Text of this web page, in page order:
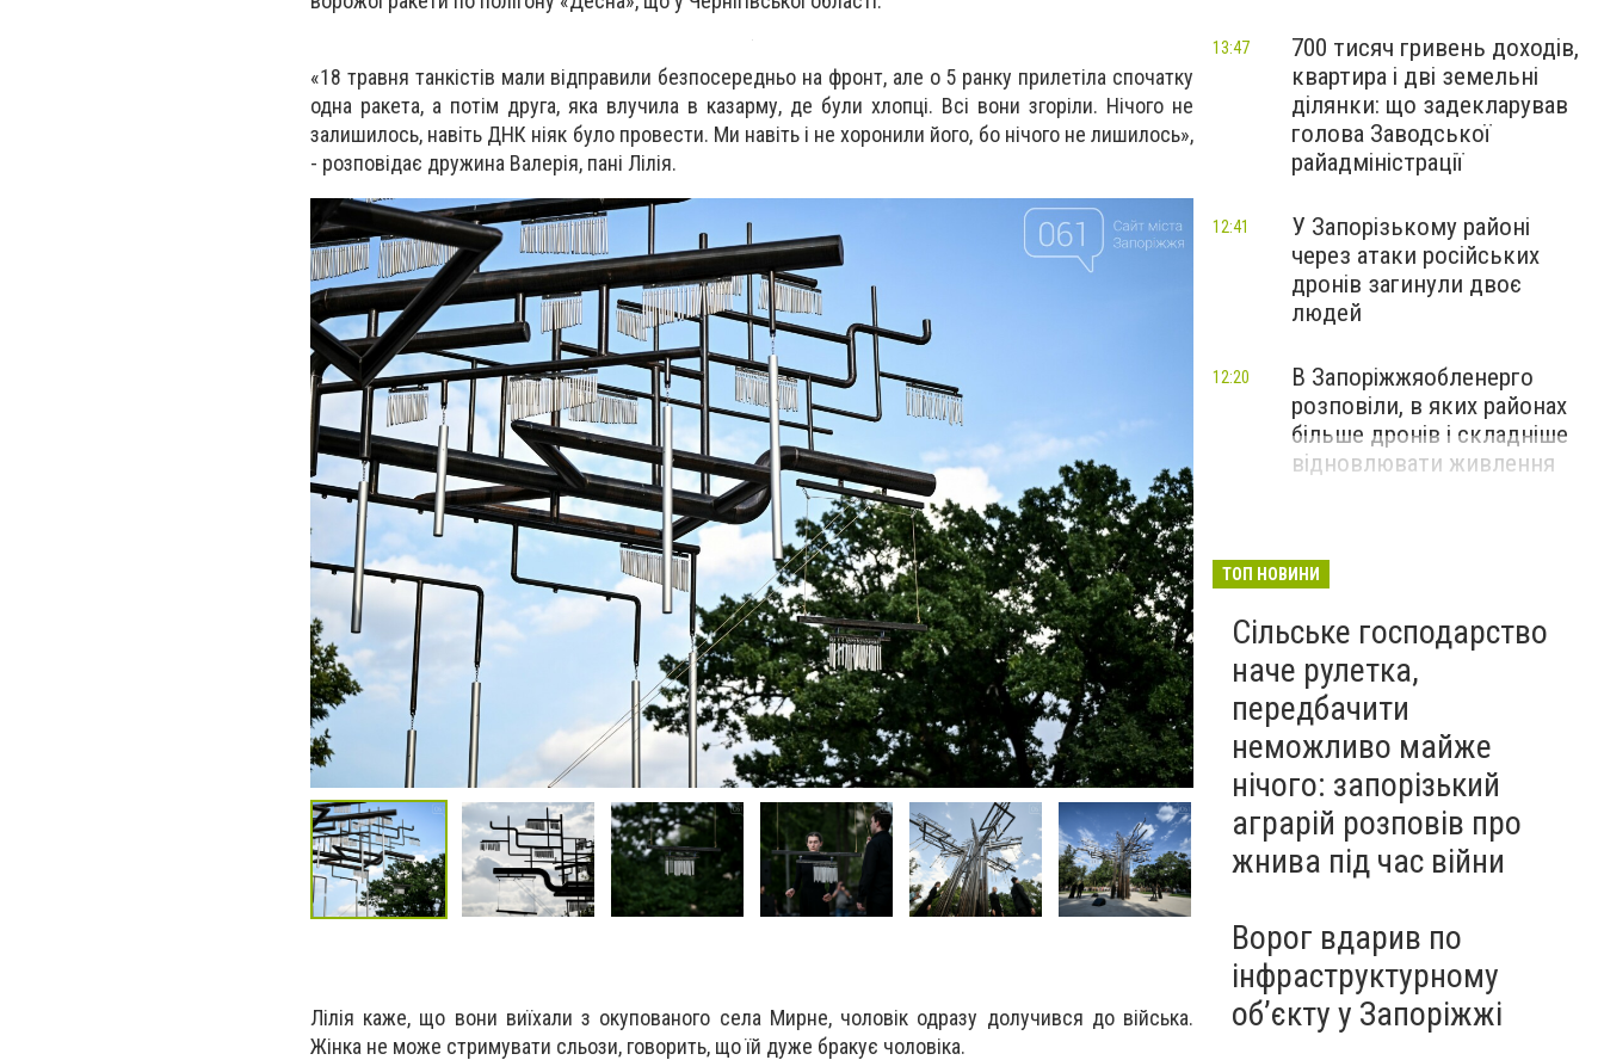
«18 травня танкістів мали відправили безпосередньо на фронт, але о 5 ранку прилетіла спочатку
одна ракета, а потім друга, яка влучила в казарму, де були хлопці. Всі вони згоріли. Нічого не
залишилось, навіть ДНК ніяк було провести. Ми навіть і не хоронили його, бо нічого не лишилось»,
- розповідає дружина Валерія, пані Лілія.
Лілія каже, що вони виїхали з окупованого села Мирне, чоловік одразу долучився до війська.
Жінка не може стримувати сльози, говорить, що їй дуже бракує чоловіка.
700 тисяч гривень доходів,
квартира і дві земельні
ділянки: що задекларував
голова Заводської
райадміністрації
13:47
У Запорізькому районі
через атаки російських
дронів загинули двоє
людей
12:41
В Запоріжжяобленерго
розповіли, в яких районах
більше дронів і складніше
відновлювати живлення
12:20
ТОП НОВИНИ
Сільське господарство
наче рулетка,
передбачити
неможливо майже
нічого: запорізький
аграрій розповів про
жнива під час війни
Ворог вдарив по
інфраструктурному
обʼєкту у Запоріжжі